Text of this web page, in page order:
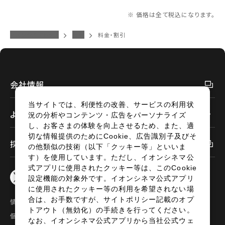
※ 価格は全て税込になります。
料金・割引
会社情報
よくあるご質問
採用情報
情報セキュリティ
サイトポリシー
個人情報の取扱い
お問い合わせ
当サイトでは、利便性の改善、サービスの利用状
況の分析やコンテンツ・広告をパーソナライズ
し、お客さまの体験を向上させるため、また、適
切な情報提供のためにCookie、広告識別子及びそ
の他類似の技術（以下「クッキー等」といいま
す）を使用しています。ただし、イオンシネマ公
式アプリに使用されたクッキー等は、このCookie
設定機能の対象外です。イオンシネマ公式アプリ
に使用されたクッキー等の利用を希望されない場
合は、お手数ですが、サイトポリシー記載のオプ
トアウト（無効化）の手続きを行ってください。
なお、イオンシネマ公式アプリから当社公式ウェ